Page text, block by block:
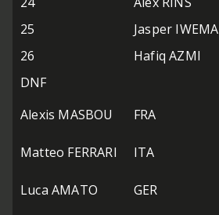
25
Jasper IWEMA
26
Hafiq AZMI
DNF
Alexis MASBOU
FRA
Matteo FERRARI
ITA
Luca AMATO
GER